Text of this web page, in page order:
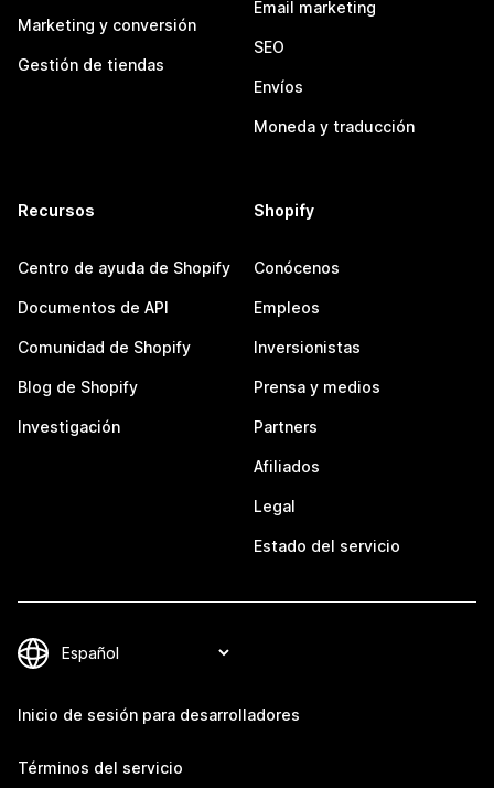
Marketing y conversión
Gestión de tiendas
Email marketing
SEO
Envíos
Moneda y traducción
Recursos
Centro de ayuda de Shopify
Documentos de API
Comunidad de Shopify
Blog de Shopify
Investigación
Shopify
Conócenos
Empleos
Inversionistas
Prensa y medios
Partners
Afiliados
Legal
Estado del servicio
Inicio de sesión para desarrolladores
Términos del servicio